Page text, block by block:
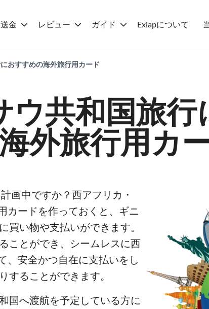
金 レビュー ガイド Exiapについて
おすすめの海外旅行用カード
ウ共和国旅行
外旅行用カ
画中ですか？西アフリカ・
カードを作っておくと、ギニ
買い物や支払いができます。
ことができ、シームレスに西
、安全かつ自在に支払いをし
することができます。
国へ渡航を予定している方に